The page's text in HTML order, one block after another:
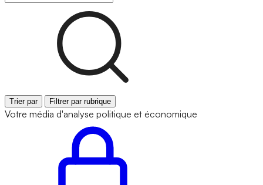
Trier par Filtrer par rubrique
Votre média d'analyse politique et économique